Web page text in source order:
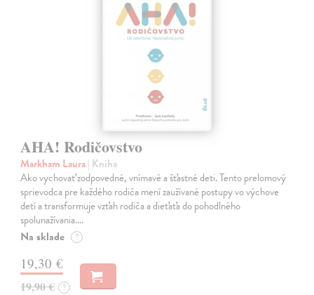
AHA! Rodičovstvo
Markham Laura| Kniha
Ako vychovať zodpovedné, vnímavé a šťastné deti. Tento prelomový
sprievodca pre každého rodiča mení zaužívané postupy vo výchove
detí a transformuje vzťah rodiča a dieťaťa do pohodlného
spolunažívania.…
Na sklade ?
19,30 €
19,90 € ?